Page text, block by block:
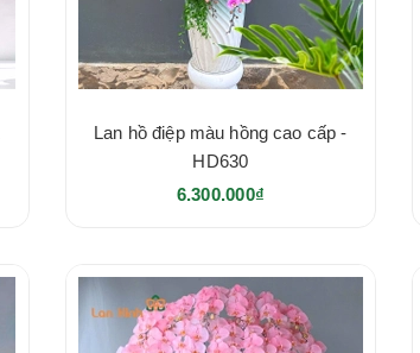
Lan hồ điệp màu hồng cao cấp -
HD630
6.300.000₫